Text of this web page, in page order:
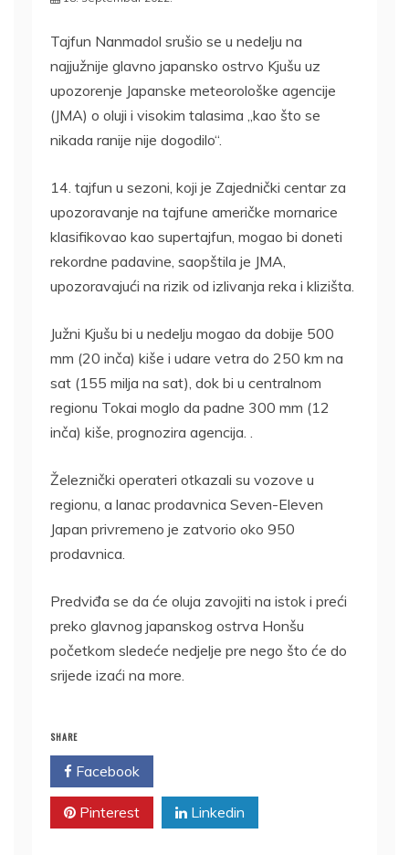
Tajfun Nanmadol srušio se u nedelju na
najjužnije glavno japansko ostrvo Kjušu uz
upozorenje Japanske meteorološke agencije
(JMA) o oluji i visokim talasima „kao što se
nikada ranije nije dogodilo“.
14. tajfun u sezoni, koji je Zajednički centar za
upozoravanje na tajfune američke mornarice
klasifikovao kao supertajfun, mogao bi doneti
rekordne padavine, saopštila je JMA,
upozoravajući na rizik od izlivanja reka i klizišta.
Južni Kjušu bi u nedelju mogao da dobije 500
mm (20 inča) kiše i udare vetra do 250 km na
sat (155 milja na sat), dok bi u centralnom
regionu Tokai moglo da padne 300 mm (12
inča) kiše, prognozira agencija. .
Železnički operateri otkazali su vozove u
regionu, a lanac prodavnica Seven-Eleven
Japan privremeno je zatvorio oko 950
prodavnica.
Predviđa se da će oluja zavojiti na istok i preći
preko glavnog japanskog ostrva Honšu
početkom sledeće nedjelje pre nego što će do
srijede izaći na more.
SHARE
Facebook
Pinterest Linkedin